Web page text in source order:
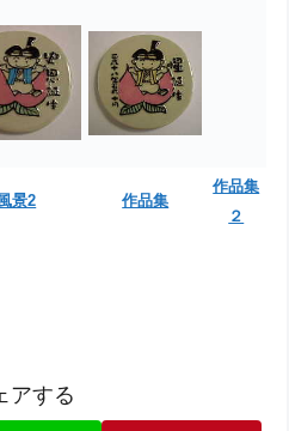
景2 作品集
作品集
２
アする